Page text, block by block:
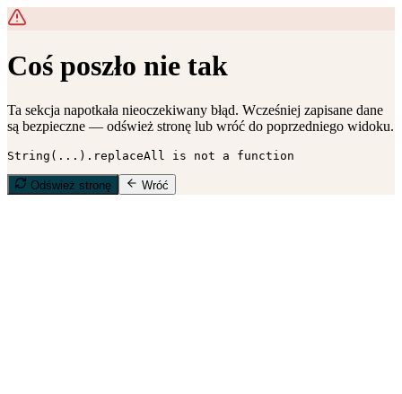
Coś poszło nie tak
Ta sekcja napotkała nieoczekiwany błąd. Wcześniej zapisane dane
są bezpieczne — odśwież stronę lub wróć do poprzedniego widoku.
String(...).replaceAll is not a function
Odśwież stronę Wróć